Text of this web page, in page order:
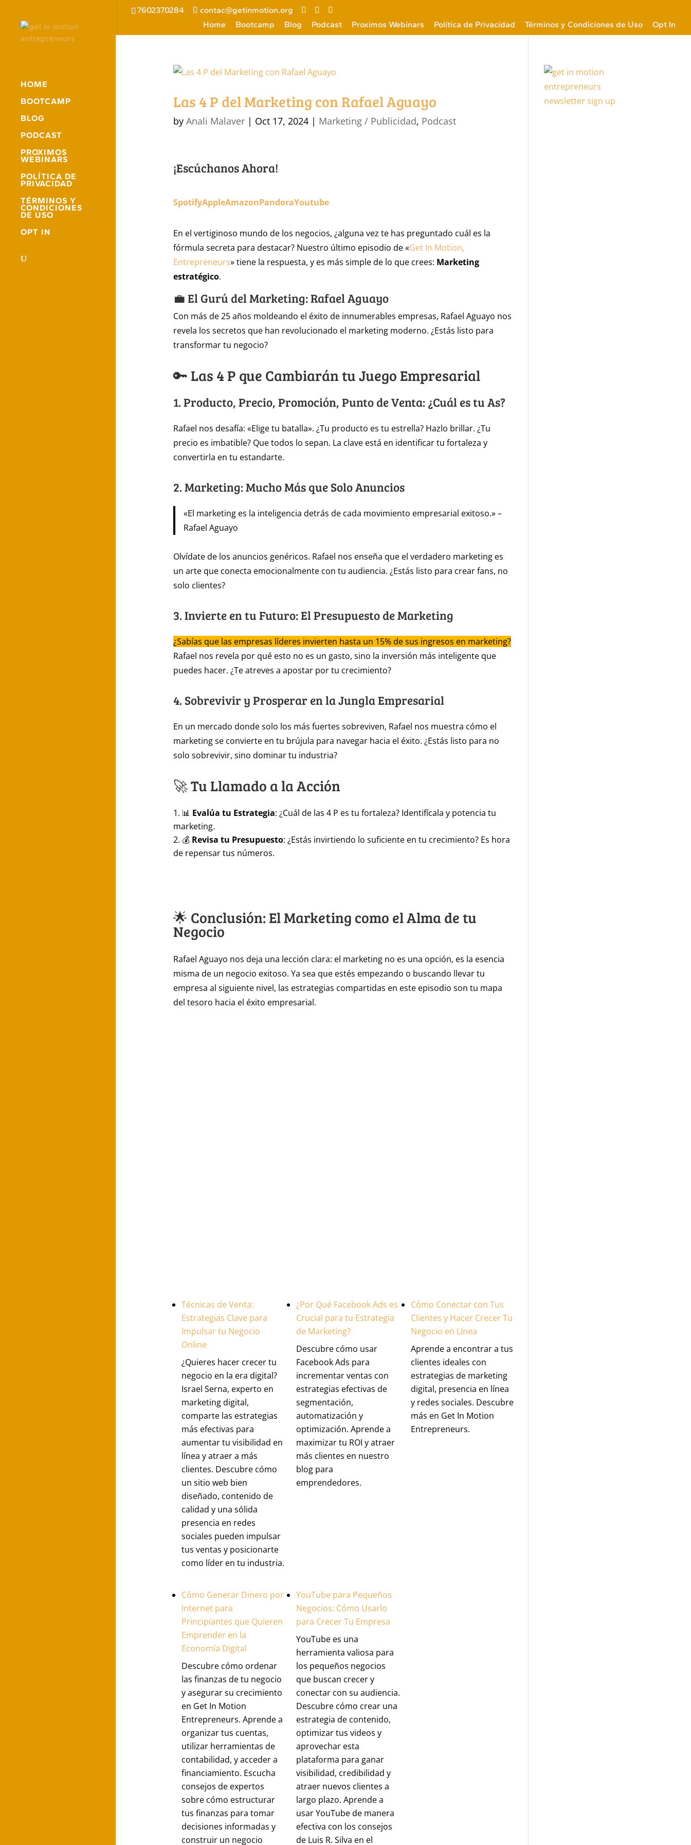
7602370284
contac@getinmotion.org
Home
Bootcamp Blog Podcast Proximos Webinars Política de Privacidad Términos y Condiciones de Uso Opt In
HOME
BOOTCAMP
BLOG
PODCAST
PROXIMOS
WEBINARS
POLÍTICA DE
PRIVACIDAD
TÉRMINOS Y
CONDICIONES
DE USO
OPT IN
Las 4 P del Marketing con Rafael Aguayo
by Anali Malaver| Oct 17, 2024| Marketing / Publicidad, Podcast
¡Escúchanos Ahora!
SpotifyAppleAmazonPandoraYoutube
En el vertiginoso mundo de los negocios, ¿alguna vez te has preguntado cuál es la
fórmula secreta para destacar? Nuestro último episodio de «Get In Motion,
Entrepreneurs» tiene la respuesta, y es más simple de lo que crees: Marketing
estratégico.
💼 El Gurú del Marketing: Rafael Aguayo
Con más de 25 años moldeando el éxito de innumerables empresas, Rafael Aguayo nos
revela los secretos que han revolucionado el marketing moderno. ¿Estás listo para
transformar tu negocio?
🔑 Las 4 P que Cambiarán tu Juego Empresarial
1. Producto, Precio, Promoción, Punto de Venta: ¿Cuál es tu As?
Rafael nos desafía: «Elige tu batalla». ¿Tu producto es tu estrella? Hazlo brillar. ¿Tu
precio es imbatible? Que todos lo sepan. La clave está en identificar tu fortaleza y
convertirla en tu estandarte.
2. Marketing: Mucho Más que Solo Anuncios
«El marketing es la inteligencia detrás de cada movimiento empresarial exitoso.» –
Rafael Aguayo
Olvídate de los anuncios genéricos. Rafael nos enseña que el verdadero marketing es
un arte que conecta emocionalmente con tu audiencia. ¿Estás listo para crear fans, no
solo clientes?
3. Invierte en tu Futuro: El Presupuesto de Marketing
¿Sabías que las empresas líderes invierten hasta un 15% de sus ingresos en marketing?
Rafael nos revela por qué esto no es un gasto, sino la inversión más inteligente que
puedes hacer. ¿Te atreves a apostar por tu crecimiento?
4. Sobrevivir y Prosperar en la Jungla Empresarial
En un mercado donde solo los más fuertes sobreviven, Rafael nos muestra cómo el
marketing se convierte en tu brújula para navegar hacia el éxito. ¿Estás listo para no
solo sobrevivir, sino dominar tu industria?
🚀 Tu Llamado a la Acción
📊 Evalúa tu Estrategia: ¿Cuál de las 4 P es tu fortaleza? Identifícala y potencia tu
marketing.
💰 Revisa tu Presupuesto: ¿Estás invirtiendo lo suficiente en tu crecimiento? Es hora
de repensar tus números.
🌟 Conclusión: El Marketing como el Alma de tu
Negocio
Rafael Aguayo nos deja una lección clara: el marketing no es una opción, es la esencia
misma de un negocio exitoso. Ya sea que estés empezando o buscando llevar tu
empresa al siguiente nivel, las estrategias compartidas en este episodio son tu mapa
del tesoro hacia el éxito empresarial.
Técnicas de Venta:
Estrategias Clave para
Impulsar tu Negocio
Online
¿Quieres hacer crecer tu
negocio en la era digital?
Israel Serna, experto en
marketing digital,
comparte las estrategias
más efectivas para
aumentar tu visibilidad en
línea y atraer a más
clientes. Descubre cómo
un sitio web bien
diseñado, contenido de
calidad y una sólida
presencia en redes
sociales pueden impulsar
tus ventas y posicionarte
como líder en tu industria.
¿Por Qué Facebook Ads es
Crucial para tu Estrategia
de Marketing?
Descubre cómo usar
Facebook Ads para
incrementar ventas con
estrategias efectivas de
segmentación,
automatización y
optimización. Aprende a
maximizar tu ROI y atraer
más clientes en nuestro
blog para
emprendedores.
Cómo Conectar con Tus
Clientes y Hacer Crecer Tu
Negocio en Línea
Aprende a encontrar a tus
clientes ideales con
estrategias de marketing
digital, presencia en línea
y redes sociales. Descubre
más en Get In Motion
Entrepreneurs.
Cómo Generar Dinero por
Internet para
Principiantes que Quieren
Emprender en la
Economía Digital
Descubre cómo ordenar
las finanzas de tu negocio
y asegurar su crecimiento
en Get In Motion
Entrepreneurs. Aprende a
organizar tus cuentas,
utilizar herramientas de
contabilidad, y acceder a
financiamiento. Escucha
consejos de expertos
sobre cómo estructurar
tus finanzas para tomar
decisiones informadas y
construir un negocio
YouTube para Pequeños
Negocios: Cómo Usarlo
para Crecer Tu Empresa
YouTube es una
herramienta valiosa para
los pequeños negocios
que buscan crecer y
conectar con su audiencia.
Descubre cómo crear una
estrategia de contenido,
optimizar tus videos y
aprovechar esta
plataforma para ganar
visibilidad, credibilidad y
atraer nuevos clientes a
largo plazo. Aprende a
usar YouTube de manera
efectiva con los consejos
de Luis R. Silva en el